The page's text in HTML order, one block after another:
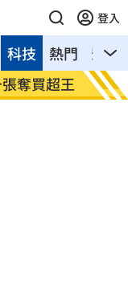
登入
熱門 影音
科技
奪買超王 南港